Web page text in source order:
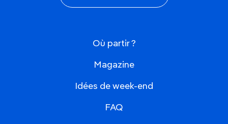
Où partir ?
Magazine
Idées de week-end
FAQ